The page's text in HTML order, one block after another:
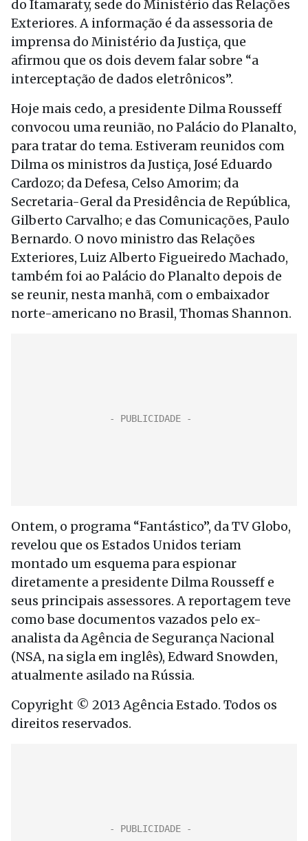
do Itamaraty, sede do Ministério das Relações
Exteriores. A informação é da assessoria de
imprensa do Ministério da Justiça, que
afirmou que os dois devem falar sobre “a
interceptação de dados eletrônicos”.
Hoje mais cedo, a presidente Dilma Rousseff
convocou uma reunião, no Palácio do Planalto,
para tratar do tema. Estiveram reunidos com
Dilma os ministros da Justiça, José Eduardo
Cardozo; da Defesa, Celso Amorim; da
Secretaria-Geral da Presidência de República,
Gilberto Carvalho; e das Comunicações, Paulo
Bernardo. O novo ministro das Relações
Exteriores, Luiz Alberto Figueiredo Machado,
também foi ao Palácio do Planalto depois de
se reunir, nesta manhã, com o embaixador
norte-americano no Brasil, Thomas Shannon.
Ontem, o programa “Fantástico”, da TV Globo,
revelou que os Estados Unidos teriam
montado um esquema para espionar
diretamente a presidente Dilma Rousseff e
seus principais assessores. A reportagem teve
como base documentos vazados pelo ex-
analista da Agência de Segurança Nacional
(NSA, na sigla em inglês), Edward Snowden,
atualmente asilado na Rússia.
Copyright © 2013 Agência Estado. Todos os
direitos reservados.